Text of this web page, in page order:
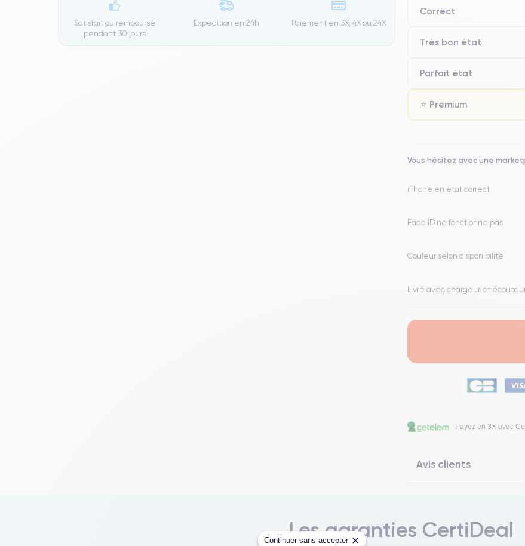
Continuer sans accepter
Satisfait ou remboursé
pendant 30 jours
Expedition en24h Paiement en 3X, 4X ou 24X
Correct
Très bon état
Parfait état
⭐ Premium
Vous hésitez avec une
iPhone en état correct
Face ID ne fonctionne pas
Couleur selon disponibilité
Livré avec chargeur et
Payez en 3X avec
Avis clients
Les garanties CertiDeal